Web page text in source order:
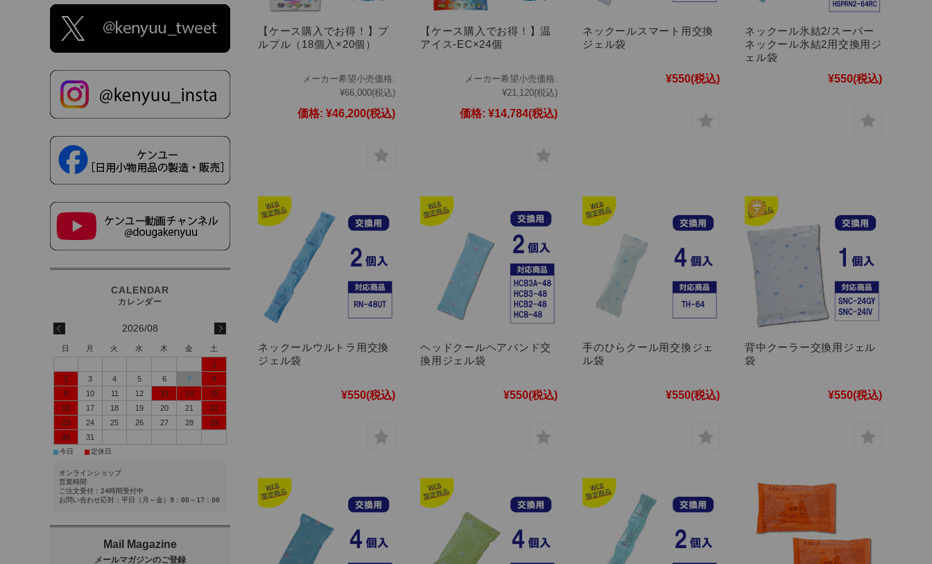
【ケース購入でお得！】プ
ルプル（18個入×20個）
メーカー希望小売価格:
¥66,000(税込)
価格: ¥46,200(税込)
【ケース購入でお得！】温
アイス-EC×24個
メーカー希望小売価格:
¥21,120(税込)
価格: ¥14,784(税込)
ネックールスマート用交換
ジェル袋
¥550(税込)
ネックール氷結2/スーパー
ネックール氷結2用交換用ジ
ェル袋
¥550(税込)
ネックールウルトラ用交換
ジェル袋
¥550(税込)
ヘッドクールヘアバンド交
換用ジェル袋
¥550(税込)
手のひらクール用交換ジェ
ル袋
¥550(税込)
背中クーラー交換用ジェル
袋
¥550(税込)
2026/08
日 月 火 水 木 金
土
1
2
3 4 5 6 7
8
9
10 11 12 13 14
15
16
17 18 19 20 21
22
23
24 25 26 27 28
29
30
31
■今日 ■ 定休日
オンラインショップ
営業時間
ご注文受付：24時間受付中
お問い合わせ応対：平日（月～金）9：00～17：00